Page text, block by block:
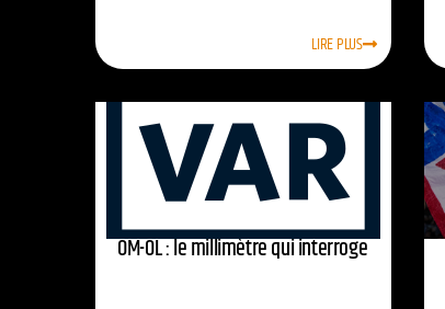
LIRE PLUS
OM-OL : le millimètre qui interroge